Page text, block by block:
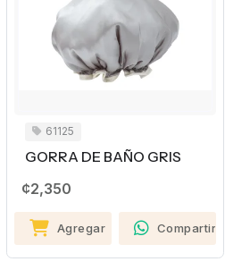
61125
GORRA DE BAÑO GRIS
¢2,350
Agregar Compartir